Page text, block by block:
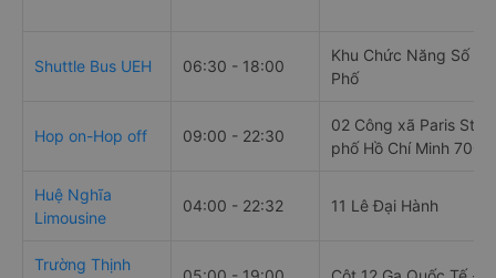
Shuttle Bus UEH 06:30 - 18:00
Khu Chức Năng Số
Phố
Hop on-Hop off 09:00 - 22:30
02 Công xã Paris St,
phố Hồ Chí Minh
Huệ Nghĩa
Limousine
04:00 - 22:32 11 Lê Đại Hành
Trường Thịnh